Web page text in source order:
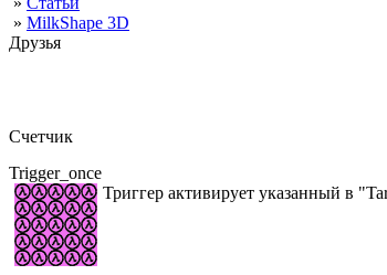
» MilkShape 3D
Друзья
Счетчик
Trigger_once
Триггер активирует указанный в